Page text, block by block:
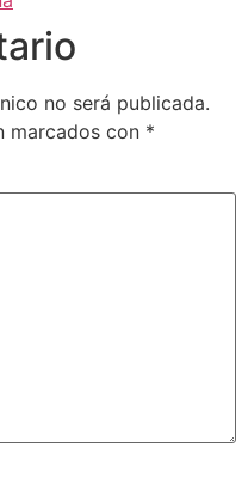
no será publicada.
marcados con *